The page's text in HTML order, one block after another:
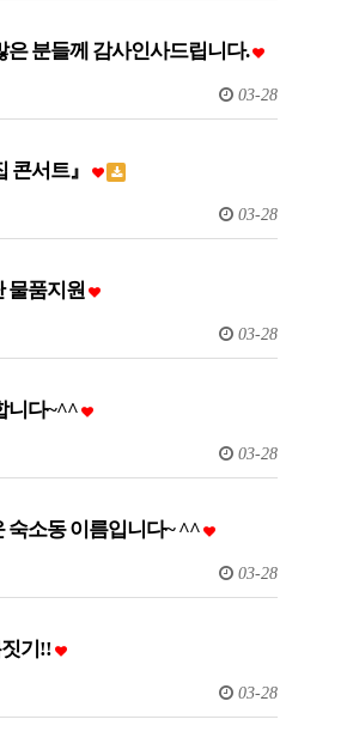
은 분들께 감사인사드립니다.
03-28
콘서트』
03-28
물품지원
03-28
니다~^^
03-28
숙소동 이름입니다~ ^^
03-28
기!!
03-28